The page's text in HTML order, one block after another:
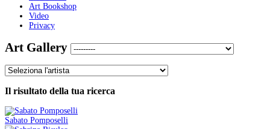
Art Bookshop
Video
Privacy
Art Gallery
Il risultato della tua ricerca
Sabato Pomposelli